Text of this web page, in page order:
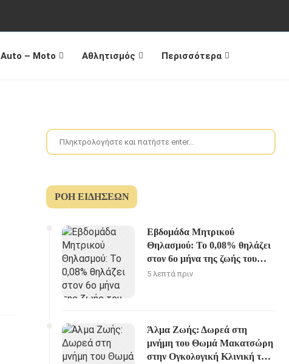
Auto – Moto Αθλητισμός Περισσότερα
ΡΟΉ ΕΙΔΉΣΕΩΝ
Εβδομάδα Μητρικού
Θηλασμού: Το 0,08% θηλάζει
στον 6ο μήνα της ζωής του
παιδιού
5 λεπτά πριν
Άλμα Ζωής: Δωρεά στη
μνήμη του Θωμά Μακατσώρη
στην Ογκολογική Κλινική του